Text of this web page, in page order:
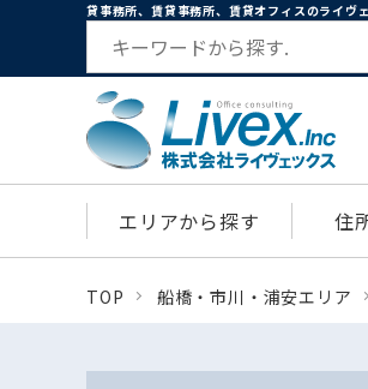
貸事務所、賃貸事務所、賃貸オフィスのライヴ
エリアから探す 住
TOP 船橋・市川・浦安エリア